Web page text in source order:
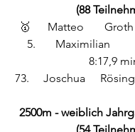
(88
5. 	Maximilian 	Kerler
8:17,9
2500m - weiblich
(54